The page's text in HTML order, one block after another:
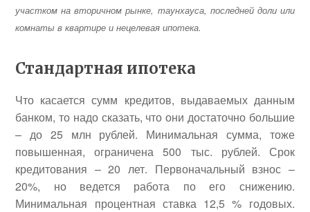
участком на вторичном рынке, таунхауса, последней доли или
комнаты в квартире и нецелевая ипотека.
Стандартная ипотека
Что касается сумм кредитов, выдаваемых данным
банком, то надо сказать, что они достаточно большие
– до 25 млн рублей. Минимальная сумма, тоже
повышенная, ограничена 500 тыс. рублей. Срок
кредитования – 20 лет. Первоначальный взнос –
20%, но ведется работа по его снижению.
Минимальная процентная ставка 12,5 % годовых.